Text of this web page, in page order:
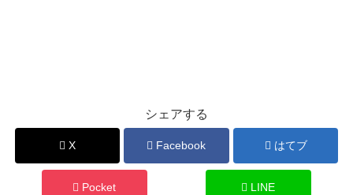
シェアする
X Facebook はてブ
Pocket LINE